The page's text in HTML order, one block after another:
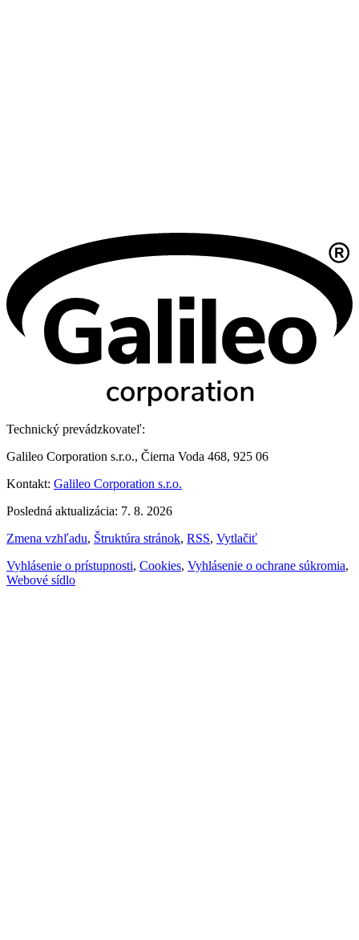
Technický prevádzkovateľ:
Galileo Corporation s.r.o., Čierna Voda 468, 925 06
Kontakt: Galileo Corporation s.r.o.
Posledná aktualizácia: 7. 8. 2026
Zmena vzhľadu, Štruktúra stránok, RSS, Vytlačiť
Vyhlásenie o prístupnosti, Cookies, Vyhlásenie o ochrane súkromia,
Webové sídlo